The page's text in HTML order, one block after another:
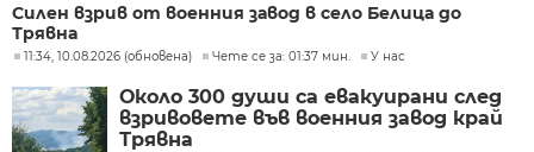
Силен взрив от военния завод в село Белица до
Трявна
11:34, 10.08.2026 (обновена) Чете се за: 01:37 мин. У нас
Около 300 души са евакуирани след
взривовете във военния завод край
Трявна